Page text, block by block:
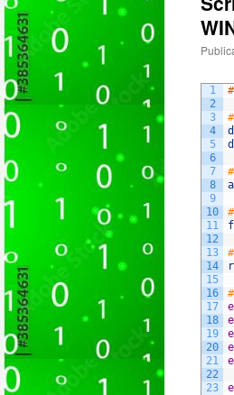
1
2
3
4
5
6
7
8
9
10
11
12
13
14
15
16
17
18
19
20
21
22
23